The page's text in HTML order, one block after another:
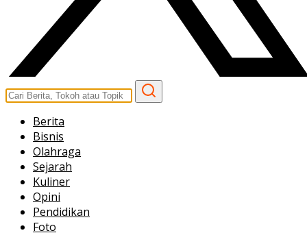
Berita
Bisnis
Olahraga
Sejarah
Kuliner
Opini
Pendidikan
Foto